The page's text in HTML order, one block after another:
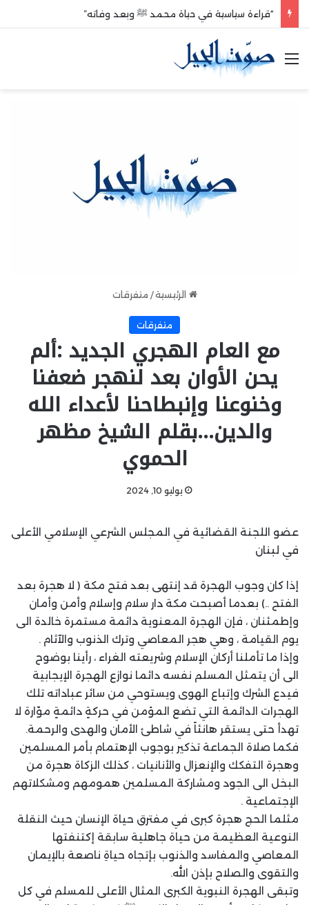
“قراءة سياسية في حياة محمد ﷺ وبعد وفاته”
القائمة
الرئيسية / متفرقات
متفرقات
مع العام الهجري الجديد :ألم
يحن الأوان بعد لنهجر ضعفنا
وخنوعنا وإنبطاحنا لأعداء الله
والدين…بقلم الشيخ مظهر
الحموي
يوليو 10, 2024
عضو اللجنة القضائية في المجلس الشرعي الإسلامي الأعلى
في لبنان
إذا كان وجوب الهجرة قد إنتهى بعد فتح مكة ( لا هجرة بعد
الفتح ..) بعدما أصبحت مكة دار سلام وإسلام وأمن وأمان
وإطمئنان ، فإن الهجرة المعنوية دائمة مستمرة خالدة الى
يوم القيامة ، وهي هجر المعاصي وترك الذنوب والآثام .
وإذا ما تأملنا أركان الإسلام وشريعته الغراء ، رأينا بوضوح
الى أن يتمثل المسلم نفسه دائما نوازع الهجرة الإيجابية
فيدع الشرك وإتباع الهوى ويستوحي من سائر عباداته تلك
الهجرات الدائمة التي تضع المؤمن في حركةٍ دائمةٍ موّارة لا
تهدأ حتى يستقر هانئاً في شاطئ الأمان والهدى والرحمة.
فكما صلاة الجماعة تذكير بوجوب الإهتمام بأمر المسلمين
وهجرة التفكك والإنعزال والأنانيات ، كذلك الزكاة هجرة من
البخل الى الجود ومشاركة المسلمين همومهم ومشكلاتهم
الإجتماعية .
مثلما الحج هجرة كبرى في مفترق حياة الإنسان حيث النقلة
النوعية العظيمة من حياة جاهلية سابقة إكتنفتها
المعاصي والمفاسد والذنوب بإتجاه حياةِ ناصعة بالإيمان
والتقوى والصلاح بإذن الله.
وتبقى الهجرة النبوية الكبرى المثال الأعلى للمسلم في كل